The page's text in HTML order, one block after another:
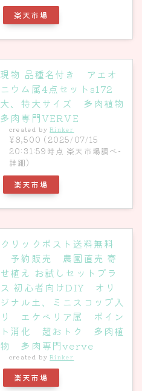
楽天市場
現物 品種名付き アエオ
ニウム属4点セットs172
大、特大サイズ 多肉植物
多肉専門VERVE
created byRinker
¥8,500 (2025/07/15
20:31:59時点 楽天市場調べ-
詳細)
楽天市場
クリックポスト送料無料
予約販売 農園直売 寄
せ植え お試しセットプラ
ス 初心者向けDIY オリ
ジナル土、ミニスコップ入
り エケベリア属 ポイン
ト消化 超おトク 多肉植
物 多肉専門verve
created byRinker
楽天市場